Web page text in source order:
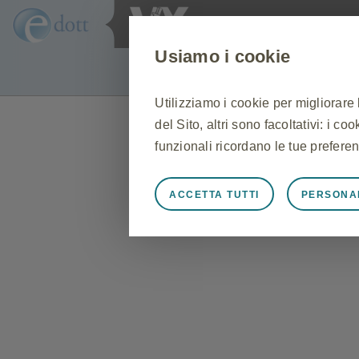
Usiamo i cookie
Utilizziamo i cookie per migliorare
del Sito, altri sono facoltativi: i
funzionali ricordano le tue
Sempre attivi Cookie
Cookie necessari affinché il Sito
ACCETTA TUTTI